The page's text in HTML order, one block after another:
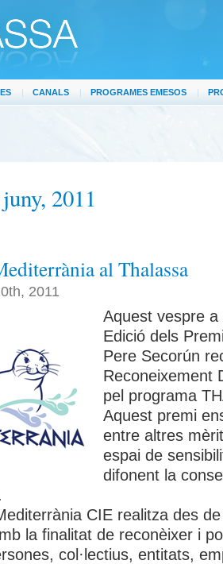
| CANALS | PROGRAMES EMESOS |
2011
al Thalassa
2011
Aquest vespre
Edició dels
Pere Secorún
Reconeixement
pel programa
Aquest premi
entre altres
espai de
difonent la
CIE realitza des
la finalitat de reconèixer i
col·lectius, entitats,